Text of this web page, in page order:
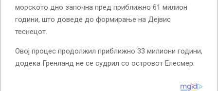
морското дно започна пред приближно 61 милион
години, што доведе до формирање на Дејвис
теснецот.
Овој процес продолжил приближно 33 милиони години,
додека Гренланд не се судрил со островот Елесмер.